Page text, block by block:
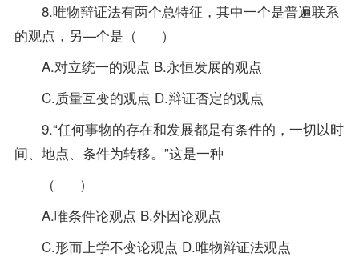
8.唯物辩证法有两个总特征，其中一个是普遍联系
的观点，另—个是（ ）
A.对立统一的观点 B.永恒发展的观点
C.质量互变的观点 D.辩证否定的观点
9.“任何事物的存在和发展都是有条件的，一切以时
间、地点、条件为转移。”这是一种
（ ）
A.唯条件论观点 B.外因论观点
C.形而上学不变论观点 D.唯物辩证法观点